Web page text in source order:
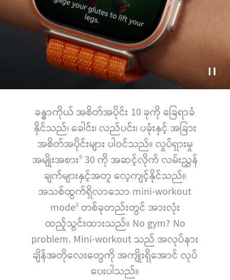
ခန္ဓာကိုယ် အစိတ်အပိုင်း 10 ခုကို ခြေရာခံ
နိုင်သည်၊ ခေါင်း၊ လည်ပင်း၊ ပခုံးနှင့် အခြား
အစိတ်အပိုင်းများ ပါဝင်သည်။ လှုပ်ရှားမှု
အမျိုးအစား930 ကို အဆင့်လိုက် လမ်းညွှန်
ချက်များနှင့်အတူ လေ့ကျင့်နိုင်သည်။
အသစ်ထွက်ရှိလာသော mini-workout
mode2တစ်ခုတည်းတွင် အားလုံး
ထည့်သွင်းထားသည်။ No gym? No
problem. Mini-workout သည် အလုပ်နား
ချိန်အတိုလေးတွေကို အကျိုးရှိအောင် လုပ်
ပေးပါသည်။